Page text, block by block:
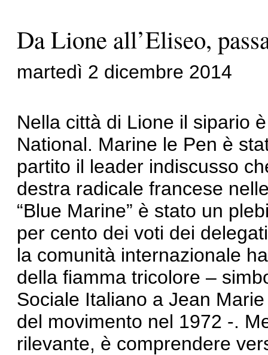
Da Lione all’Eliseo,
martedì 2 dicembre 2014
Nella città di Lione il sipario
National. Marine le Pen è
partito il leader indiscusso
destra radicale francese
“Blue Marine” è stato un
per cento dei voti dei
la comunità internazionale
della fiamma tricolore –
Sociale Italiano a Jean
del movimento nel 1972 -.
rilevante, è comprendere